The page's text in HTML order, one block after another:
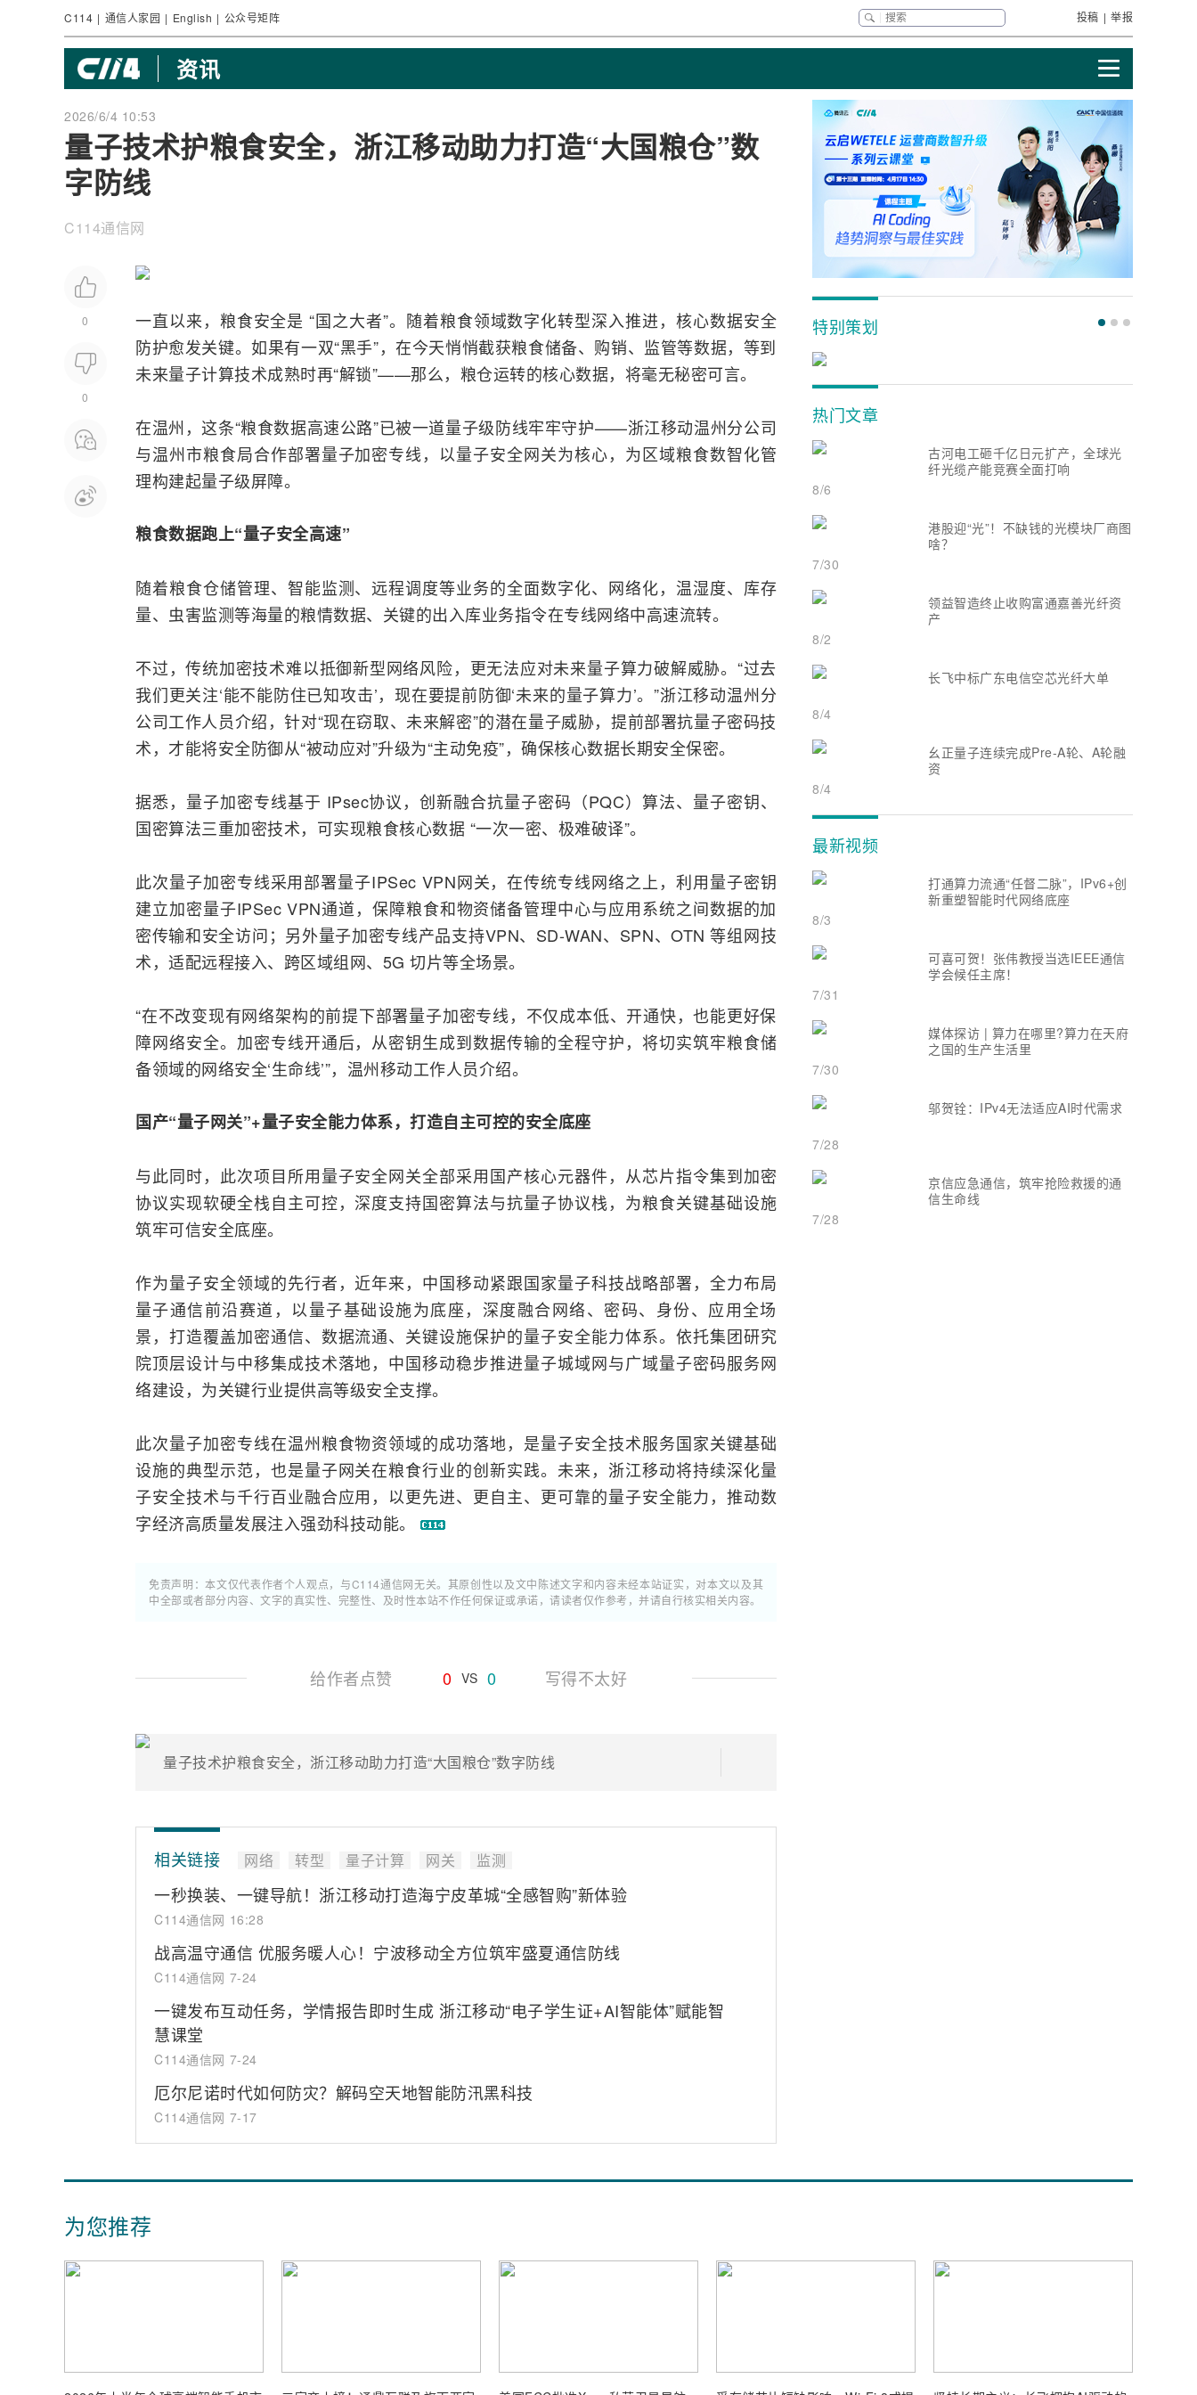
C114 | 通信人家园 | English | 公众号矩阵 投稿 | 举报
资讯
2026/6/4 10:53
量子技术护粮食安全，浙江移动助力打造“大国粮仓”数
字防线
C114通信网
0
0
一直以来，粮食安全是 “国之大者”。随着粮食领域数字化转型深入推进，核心数据安全
防护愈发关键。如果有一双“黑手”，在今天悄悄截获粮食储备、购销、监管等数据，等到
未来量子计算技术成熟时再“解锁”——那么，粮仓运转的核心数据，将毫无秘密可言。
在温州，这条“粮食数据高速公路”已被一道量子级防线牢牢守护——浙江移动温州分公司
与温州市粮食局合作部署量子加密专线，以量子安全网关为核心，为区域粮食数智化管
理构建起量子级屏障。
粮食数据跑上“量子安全高速”
随着粮食仓储管理、智能监测、远程调度等业务的全面数字化、 网络化，温湿度、库存
量、虫害监测等海量的粮情数据、关键的出入库业务指令在专线网络中高速流转。
不过，传统加密技术难以抵御新型网络风险，更无法应对未来量子算力破解威胁。“过去
我们更关注‘能不能防住已知攻击’，现在要提前防御‘未来的量子算力’。”浙江移动温州分
公司工作人员介绍，针对“现在窃取、未来解密”的潜在量子威胁，提前部署抗量子密码技
术，才能将安全防御从“被动应对”升级为“主动免疫”，确保核心数据长期安全保密。
据悉，量子加密专线基于 IPsec协议，创新融合抗量子密码（PQC）算法、量子密钥、
国密算法三重加密技术，可实现粮食核心数据 “一次一密、极难破译”。
此次量子加密专线采用部署量子IPSec VPN网关，在传统专线网络之上，利用量子密钥
建立加密量子IPSec VPN通道，保障粮食和物资储备管理中心与应用系统之间数据的加
密传输和安全访问；另外量子加密专线产品支持VPN、SD-WAN、SPN、OTN 等组网技
术，适配远程接入、跨区域组网、 5G 切片等全场景。
“在不改变现有网络架构的前提下部署量子加密专线，不仅成本低、开通快，也能更好保
障网络安全。加密专线开通后，从密钥生成到数据传输的全程守护，将切实筑牢粮食储
备领域的网络安全‘生命线’”，温州移动工作人员介绍。
国产“量子网关”+量子安全能力体系，打造自主可控的安全底座
与此同时，此次项目所用量子安全网关全部采用国产核心元器件，从芯片指令集到加密
协议实现软硬全栈自主可控，深度支持国密算法与抗量子协议栈，为粮食关键基础设施
筑牢可信安全底座。
作为量子安全领域的先行者，近年来， 中国移动紧跟国家量子科技战略部署，全力布局
量子通信前沿赛道，以量子基础设施为底座，深度融合网络、密码、身份、应用全场
景，打造覆盖加密通信、数据流通、关键设施保护的量子安全能力体系。依托集团研究
院顶层设计与中移集成技术落地，中国移动稳步推进量子城域网与广域量子密码服务网
络建设，为关键行业提供高等级安全支撑。
此次量子加密专线在温州粮食物资领域的成功落地，是量子安全技术服务国家关键基础
设施的典型示范，也是量子网关在粮食行业的创新实践。未来，浙江移动将持续深化量
子安全技术与千行百业融合应用，以更先进、更自主、更可靠的量子安全能力，推动数
字经济高质量发展注入强劲科技动能。
免责声明：本文仅代表作者个人观点，与C114通信网无关。其原创性以及文中陈述文字和内容未经本站证实，对本文以及其
中全部或者部分内容、文字的真实性、完整性、及时性本站不作任何保证或承诺，请读者仅作参考，并请自行核实相关内容。
给作者点赞 0 VS 0 写得不太好
量子技术护粮食安全，浙江移动助力打造“大国粮仓”数字防线
相关链接 网络 转型 量子计算 网关 监测
一秒换装、一键导航！浙江移动打造海宁皮革城“全感智购”新体验
C114通信网 16:28
战高温守通信 优服务暖人心！宁波移动全方位筑牢盛夏通信防线
C114通信网 7-24
一键发布互动任务，学情报告即时生成 浙江移动“电子学生证+AI智能体”赋能智
慧课堂
C114通信网 7-24
厄尔尼诺时代如何防灾？解码空天地智能防汛黑科技
C114通信网 7-17
特别策划
热门文章
古河电工砸千亿日元扩产，全球光
纤光缆产能竞赛全面打响
8/6
港股迎“光”！不缺钱的光模块厂商图
啥？
7/30
领益智造终止收购富通嘉善光纤资
产
8/2
长飞中标广东电信空芯光纤大单
8/4
幺正量子连续完成Pre-A轮、A轮融
资
8/4
最新视频
打通算力流通“任督二脉”，IPv6+创
新重塑智能时代网络底座
8/3
可喜可贺！张伟教授当选IEEE通信
学会候任主席！
7/31
媒体探访 | 算力在哪里?算力在天府
之国的生产生活里
7/30
邬贺铨：IPv4无法适应AI时代需求
7/28
京信应急通信，筑牢抢险救援的通
信生命线
7/28
为您推荐